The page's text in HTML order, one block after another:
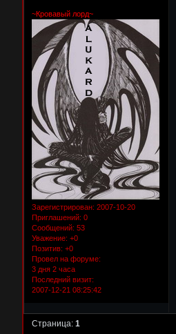
~Кровавый лорд~
Зарегистрирован: 2007-10-20
Приглашений: 0
Сообщений: 53
Уважение: +0
Позитив: +0
Провел на форуме:
3 дня 2 часа
Последний визит:
2007-12-21 08:25:42
Страница: 1